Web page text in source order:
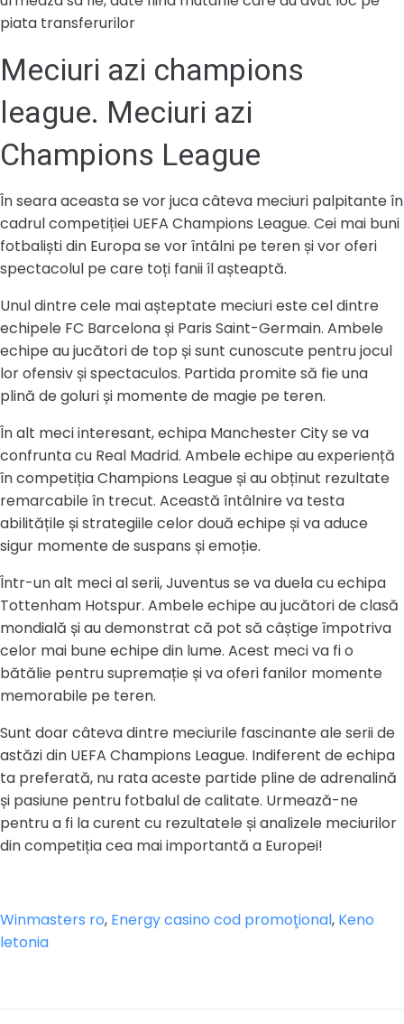
piata transferurilor
Meciuri azi champions
league. Meciuri azi
Champions League
În seara aceasta se vor juca câteva meciuri palpitante în
cadrul competiției UEFA Champions League. Cei mai buni
fotbaliști din Europa se vor întâlni pe teren și vor oferi
spectacolul pe care toți fanii îl așteaptă.
Unul dintre cele mai așteptate meciuri este cel dintre
echipele FC Barcelona și Paris Saint-Germain. Ambele
echipe au jucători de top și sunt cunoscute pentru jocul
lor ofensiv și spectaculos. Partida promite să fie una
plină de goluri și momente de magie pe teren.
În alt meci interesant, echipa Manchester City se va
confrunta cu Real Madrid. Ambele echipe au experiență
în competiția Champions League și au obținut rezultate
remarcabile în trecut. Această întâlnire va testa
abilitățile și strategiile celor două echipe și va aduce
sigur momente de suspans și emoție.
Într-un alt meci al serii, Juventus se va duela cu echipa
Tottenham Hotspur. Ambele echipe au jucători de clasă
mondială și au demonstrat că pot să câștige împotriva
celor mai bune echipe din lume. Acest meci va fi o
bătălie pentru supremație și va oferi fanilor momente
memorabile pe teren.
Sunt doar câteva dintre meciurile fascinante ale serii de
astăzi din UEFA Champions League. Indiferent de echipa
ta preferată, nu rata aceste partide pline de adrenalină
și pasiune pentru fotbalul de calitate. Urmează-ne
pentru a fi la curent cu rezultatele și analizele meciurilor
din competiția cea mai importantă a Europei!
Winmasters ro, Energy casino cod promoţional, Keno
letonia